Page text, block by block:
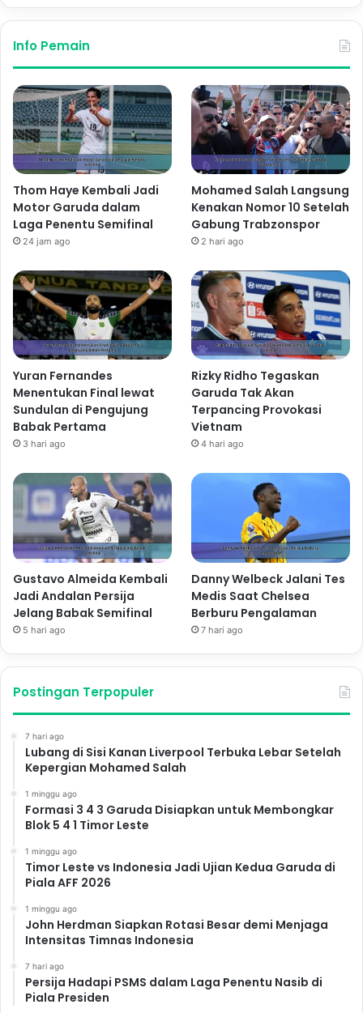
Info Pemain
Thom Haye Kembali Jadi
Motor Garuda dalam
Laga Penentu Semifinal
24 jam ago
Mohamed Salah Langsung
Kenakan Nomor 10 Setelah
Gabung Trabzonspor
2 hari ago
Yuran Fernandes
Menentukan Final lewat
Sundulan di Pengujung
Babak Pertama
3 hari ago
Rizky Ridho Tegaskan
Garuda Tak Akan
Terpancing Provokasi
Vietnam
4 hari ago
Gustavo Almeida Kembali
Jadi Andalan Persija
Jelang Babak Semifinal
5 hari ago
Danny Welbeck Jalani Tes
Medis Saat Chelsea
Berburu Pengalaman
7 hari ago
Postingan Terpopuler
7 hari ago
Lubang di Sisi Kanan Liverpool Terbuka Lebar Setelah
Kepergian Mohamed Salah
1 minggu ago
Formasi 3 4 3 Garuda Disiapkan untuk Membongkar
Blok 5 4 1 Timor Leste
1 minggu ago
Timor Leste vs Indonesia Jadi Ujian Kedua Garuda di
Piala AFF 2026
1 minggu ago
John Herdman Siapkan Rotasi Besar demi Menjaga
Intensitas Timnas Indonesia
7 hari ago
Persija Hadapi PSMS dalam Laga Penentu Nasib di
Piala Presiden